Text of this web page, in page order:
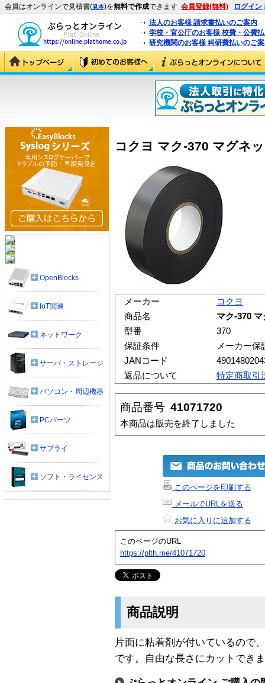
会員はオンラインで見積書(見本)を無料で作成できます 会員登録(無料) ログイン
法人のお客様 請求書払いのご案内
学校・官公庁のお客様 校費・公費
研究機関のお客様 科研費払いのご
コクヨ マク-370 マグネ
メーカー
コクヨ
商品名
マク-370
型番
370
保証条件
メーカー保
JANコード
返品について
特定商取引
商品番号 41071720
本商品は販売を終了しました
このページを印刷する
メールでURLを送る
お気に入りに追加する
このページのURL
https://plth.me/41071720
商品説明
片面に粘着剤が付いているので
です。自由な長さにカットでき
OpenBlocks
IoT関連
ネットワーク
サーバ・ストレージ
パソコン・周辺機器
PCパーツ
サプライ
ソフト・ライセンス